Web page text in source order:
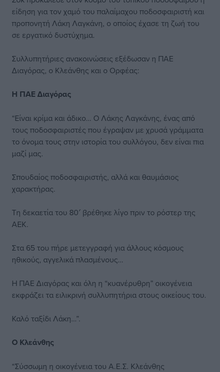
είδηση για τον χαμό του παλαίμαχου ποδοσφαιριστή και
προπονητή Λάκη Λαγκάνη, ο οποίος έχασε τη ζωή του
σε εργατικό δυστύχημα.
Συλλυπητήριες ανακοινώσεις εξέδωσαν η ΠΑΕ
Διαγόρας, ο Κλεάνθης και ο Ορφέας:
Η ΠΑΕ Διαγόρας
“Είναι κρίμα και άδικο… Ο Λάκης Λαγκάνης, ένας από
τους ποδοσφαιριστές που έγραψαν με χρυσά γράμματα
το όνομα τους στην ιστορία του συλλόγου, δεν είναι πια
μαζί μας.
Σπουδαίος ποδοσφαιριστής, αλλά και θαυμάσιος
χαρακτήρας.
Τη δεκαετία του 80′ βρέθηκε λίγο πριν το ρόστερ της
ΑΕΚ.
Στα 65 του πήρε μετεγγραφή για άλλους κόσμους
ηθικούς, αγγελικά πλασμένους…
Η ΠΑΕ Διαγόρας και όλη η “κυανέρυθρη” οικογένεια
εκφράζει τα ειλικρινή συλλυπητήρια στους οικείους του.
Καλό ταξίδι Λάκη…”.
Ο Κλεάνθης
“Σύσσωμη η οικογένεια του Α.Ε.Σ. Κλεάνθης